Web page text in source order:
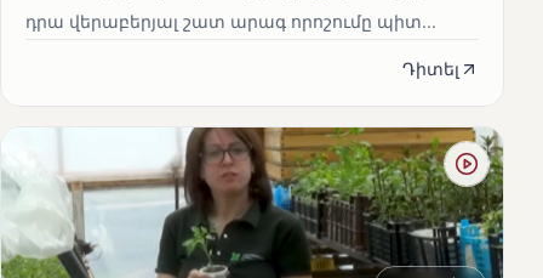
դրա վերաբերյալ շատ արագ որոշումը պիտ...
Դիտել